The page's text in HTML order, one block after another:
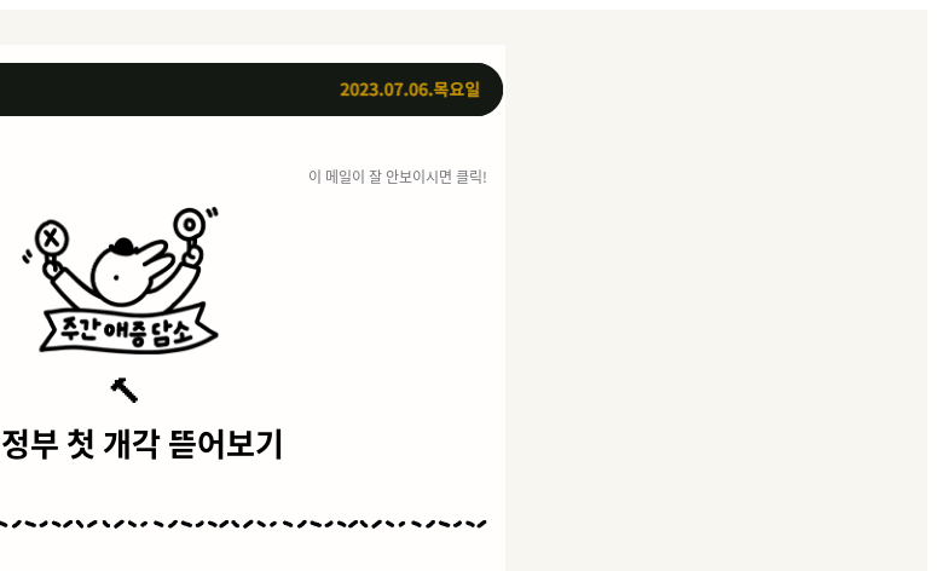
이 메일이 잘 안보이시면 클릭!
🔨
부 첫 개각 뜯어보기